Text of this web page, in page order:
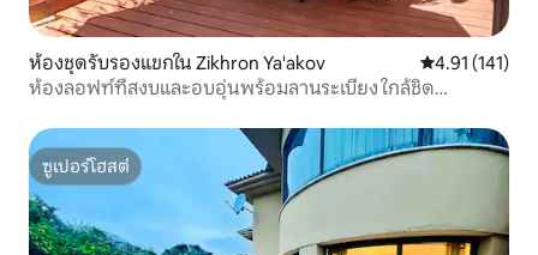
ห้องชุดรับรองแขกใน Zikhron Ya'akov คะแนนเฉลี่ย
4.91 (141)
ห้องลอฟท์ที่สงบและอบอุ่นพร้อมลานระเบียง ใกล้ชิด
ซูเปอร์โฮสต์
ซูเปอร์โฮสต์